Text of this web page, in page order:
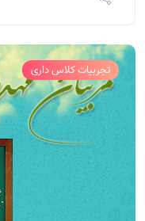
تجربیات کلاس داری